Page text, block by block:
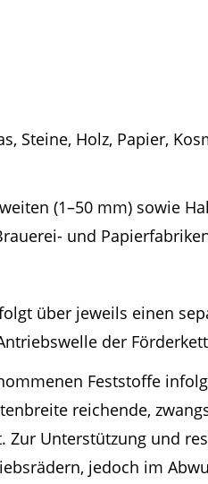
Steine, Holz, Papier,
(1–50 mm) sowie
und
über jeweils einen
der
Feststoffe
reichende,
Unterstützung und
jedoch im